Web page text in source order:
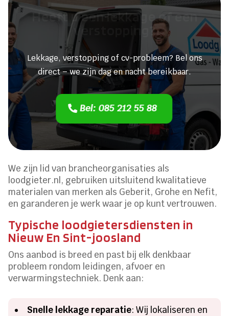
Heeft u een lekkage of een
verstopping?
Lekkage, verstopping of cv-probleem? Bel ons
direct – we zijn dag en nacht bereikbaar.
Bel: 085 212 55 88
We zijn lid van brancheorganisaties als
loodgieter.nl, gebruiken uitsluitend kwalitatieve
materialen van merken als Geberit, Grohe en Nefit,
en garanderen je werk waar je op kunt vertrouwen.
Typische loodgietersdiensten in
Nieuw En Sint-joosland
Ons aanbod is breed en past bij elk denkbaar
probleem rondom leidingen, afvoer en
verwarmingstechniek. Denk aan:
Snelle lekkage reparatie: Wij lokaliseren en